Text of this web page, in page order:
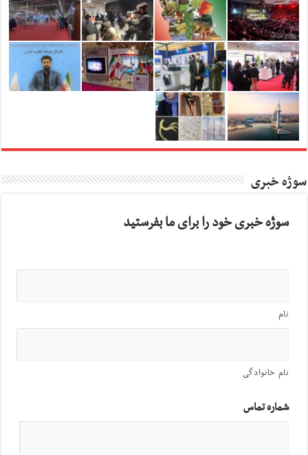
سوژه خبری
سوژه خبری خود را برای ما بفرستید
نام
نام خانوادگی
شماره تماس